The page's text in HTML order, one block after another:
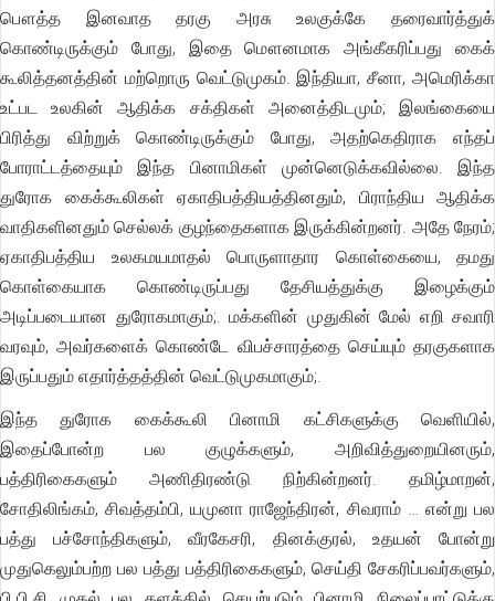
பௌத்த இனவாத தரகு அரசு உலகுக்கே தரைவார்த்துக்
கொண்டிருக்கும் போது, இதை மௌனமாக அங்கீகரிப்பது கைக்
கூலித்தனத்தின் மற்றொரு வெட்டுமுகம். இந்தியா, சீனா, அமெரிக்கா
உட்பட உலகின் ஆதிக்க சக்திகள் அனைத்திடமும்; இலங்கையை
பிரித்து விற்றுக் கொண்டிருக்கும் போது, அதற்கெதிராக எந்தப்
போராட்டத்தையும் இந்த பினாமிகள் முன்னெடுக்கவில்லை. இந்த
துரோக கைக்கூலிகள் ஏகாதிபத்தியத்தினதும், பிராந்திய ஆதிக்க
வாதிகளினதும் செல்லக் குழந்தைகளாக இருக்கின்றனர். அதே நேரம்;
ஏகாதிபத்திய உலகமயமாதல் பொருளாதார கொள்கையை, தமது
கொள்கையாக கொண்டிருப்பது தேசியத்துக்கு இழைக்கும்
அடிப்படையான துரோகமாகும்;. மக்களின் முதுகின் மேல் எறி சவாரி
வரவும், அவர்களைக் கொண்டே விபச்சாரத்தை செய்யும் தரகுகளாக
இருப்பதும் எதார்த்தத்தின் வெட்டுமுகமாகும்;.
இந்த துரோக கைக்கூலி பினாமி கட்சிகளுக்கு வெளியில்,
இதைப்போன்ற பல குழுக்களும், அறிவித்துறையினரும்,
பத்திரிகைகளும் அணிதிரண்டு நிற்கின்றனர். தமிழ்மாறன்,
சோதிலிங்கம், சிவத்தம்பி, யமுனா ராஜேந்திரன், சிவராம் … என்று பல
பத்து பச்சோந்திகளும், வீரகேசரி, தினக்குரல், உதயன் போன்று
முதுகெலும்பற்ற பல பத்து பத்திரிகைகளும், செய்தி சேகரிப்பவர்களும்,